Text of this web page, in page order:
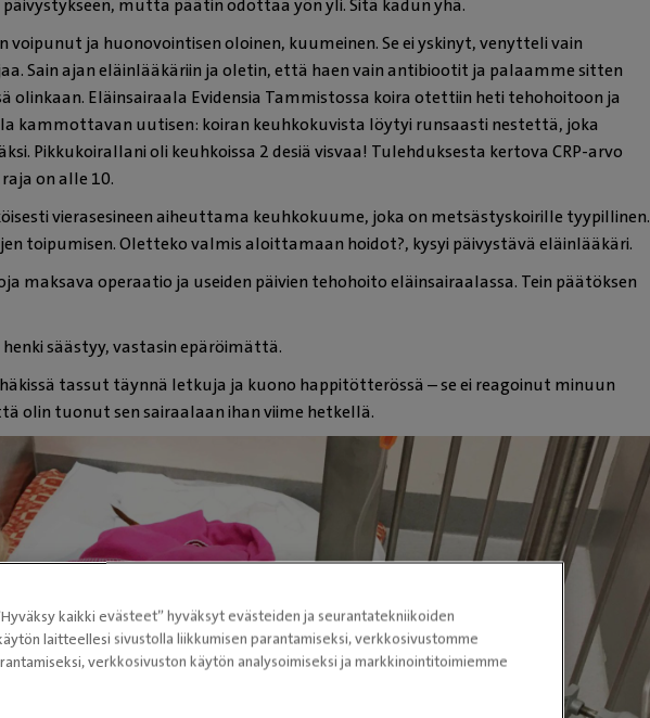
mutta päätin odottaa yön yli. Sitä kadun yhä.
ja huonovointisen oloinen, kuumeinen. Se ei yskinyt, venytteli vain
Sain ajan eläinlääkäriin ja oletin, että haen vain antibiootit ja palaamme sitten
olinkaan. Eläinsairaala Evidensia Tammistossa koira otettiin heti tehohoitoon ja
kammottavan uutisen: koiran keuhkokuvista löytyi runsaasti nestettä, joka
Pikkukoirallani oli keuhkoissa 2 desiä visvaa! Tulehduksesta kertova CRP-arvo
on alle 10.
vierasesineen aiheuttama keuhkokuume, joka on metsästyskoirille tyypillinen.
toipumisen. Oletteko valmis aloittamaan hoidot?, kysyi päivystävä eläinlääkäri.
maksava operaatio ja useiden päivien tehohoito eläinsairaalassa. Tein päätöksen
säästyy, vastasin epäröimättä.
tassut täynnä letkuja ja kuono happitötterössä – se ei reagoinut minuun
olin tuonut sen sairaalaan ihan viime hetkellä.
kaikki evästeet” hyväksyt evästeiden ja seurantatekniikoiden
laitteellesi sivustolla liikkumisen parantamiseksi, verkkosivustomme
verkkosivuston käytön analysoimiseksi ja markkinointitoimiemme